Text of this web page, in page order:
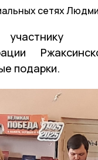
сетях
подарки.